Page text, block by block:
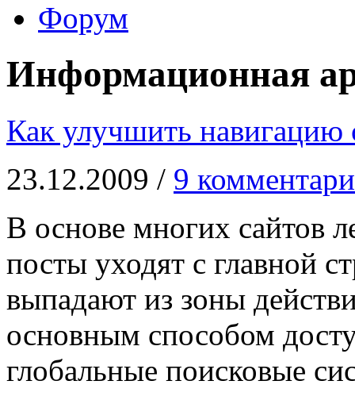
Форум
Информационная
Как улучшить навигацию
23.12.2009 / 9
В основе многих сайтов
посты уходят с главной
выпадают из зоны
основным способом
глобальные поисковые